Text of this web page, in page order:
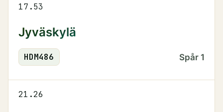
17.53
Jyväskylä
HDM486 Spår 1
21.26